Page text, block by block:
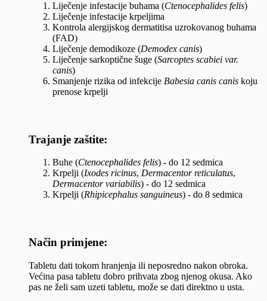
Liječenje infestacije buhama (Ctenocephalides felis)
Liječenje infestacije krpeljima
Kontrola alergijskog dermatitisa uzrokovanog buhama
(FAD)
Liječenje demodikoze (Demodex canis)
Liječenje sarkoptične šuge (Sarcoptes scabiei var.
canis)
Smanjenje rizika od infekcije Babesia canis canis koju
prenose krpelji
Trajanje zaštite:
Buhe (Ctenocephalides felis) - do 12 sedmica
Krpelji (Ixodes ricinus, Dermacentor reticulatus,
Dermacentor variabilis) - do 12 sedmica
Krpelji (Rhipicephalus sanguineus) - do 8 sedmica
Način primjene:
Tabletu dati tokom hranjenja ili neposredno nakon obroka.
Većina pasa tabletu dobro prihvata zbog njenog okusa. Ako
pas ne želi sam uzeti tabletu, može se dati direktno u usta.